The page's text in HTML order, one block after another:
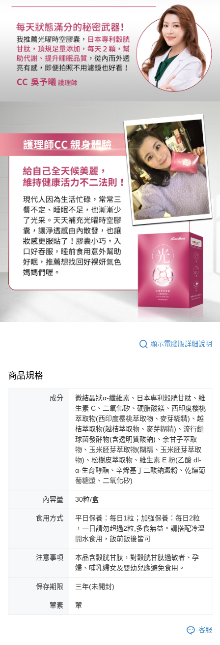
顯示電腦版詳細說明
商品規格
成分
微結晶狀α-纖維素、日本專利穀胱甘肽、維
生素 C、二氧化矽、硬脂酸鎂、西印度櫻桃
萃取物(西印度櫻桃萃取物、麥芽糊精)、越
桔萃取物(越桔萃取物、麥芽糊精)、流行鏈
球菌發酵物(含透明質酸鈉)、余甘子萃取
物、玉米胚芽萃取物(糊精、玉米胚芽萃取
物)、松樹皮萃取物、維生素 E 粉(乙酸 dl-
α-生育醇酯、辛烯基丁二酸鈉澱粉、乾燥葡
萄糖漿、二氧化矽)
內容量 30粒/盒
食用方式
平日保養：每日1粒；加強保養：每日2粒
，一日請勿超過2粒,多食無益。請搭配冷溫
開水食用，飯前飯後皆可
注意事項
本品含穀胱甘肽，對穀胱甘肽過敏者、孕
婦、哺乳婦女及嬰幼兒應避免食用。
保存期限 三年(未開封)
葷素 葷
客服